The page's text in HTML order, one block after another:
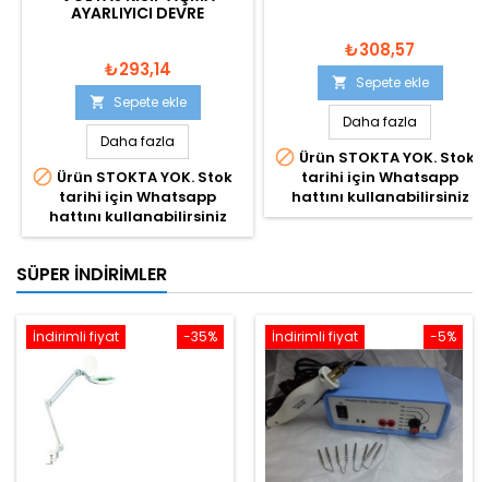
AYARLIYICI DEVRE
₺293,14
 Sepete ekle
Daha fazla
 Ürün STOKTA YOK. Stok
tarihi için Whatsapp
hattını kullanabilirsiniz
₺308,57
 Sepete ekle
Daha fazla
 Ürün STOKTA YOK. Stok
tarihi için Whatsapp
hattını kullanabilirsiniz
SÜPER İNDIRIMLER
-35%
İndirimli fiyat -5%
İndirimli fiyat